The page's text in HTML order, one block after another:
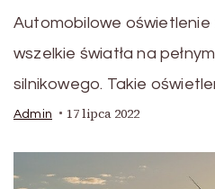
Automobilowe
wszelkie światła na
silnikowego. Takie
Admin 17 lipca 2022